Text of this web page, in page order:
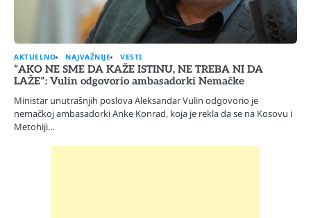
AKTUELNO NAJVAŽNIJE VESTI
“AKO NE SME DA KAŽE ISTINU, NE TREBA NI DA
LAŽE”: Vulin odgovorio ambasadorki Nemačke
Ministar unutrašnjih poslova Aleksandar Vulin odgovorio je
nemačkoj ambasadorki Anke Konrad, koja je rekla da se na Kosovu i
Metohiji…